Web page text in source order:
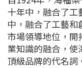
十年中，融合了
中，融合了工藝
市場領導地位，開
業知識的融合，使
頂級品牌的代名詞